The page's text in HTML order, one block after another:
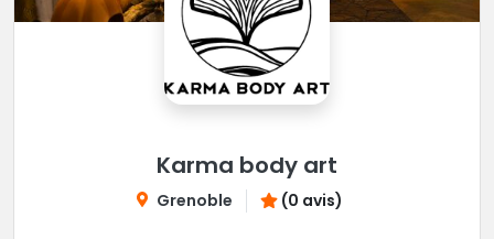
Karma body art
Grenoble (0 avis)